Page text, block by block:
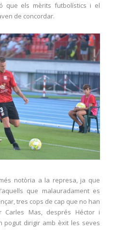
que els mèrits futbolístics i el
de concordar.
notòria a la represa, ja que
que malauradament es
tres cops de cap que no han
Carles Mas, després Héctor i
pogut dirigir amb èxit les seves